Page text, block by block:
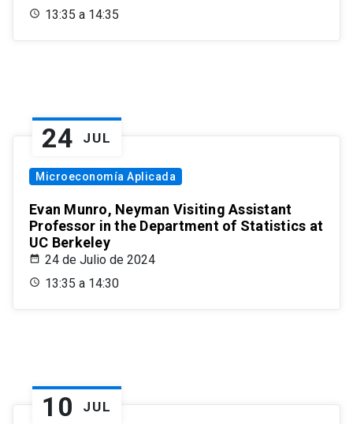
13:35 a 14:35
24 JUL
Microeconomía Aplicada
Evan Munro, Neyman Visiting Assistant
Professor in the Department of Statistics at
UC Berkeley
24 de Julio de 2024
13:35 a 14:30
10 JUL